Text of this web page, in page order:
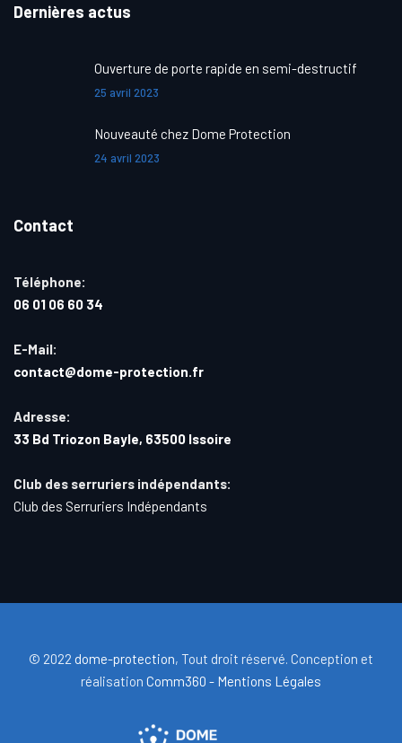
Dernières actus
Ouverture de porte rapide en semi-destructif
25 avril 2023
Nouveauté chez Dome Protection
24 avril 2023
Contact
Téléphone:
06 01 06 60 34
E-Mail:
contact@dome-protection.fr
Adresse:
33 Bd Triozon Bayle, 63500 Issoire
Club des serruriers indépendants:
Club des Serruriers Indépendants
© 2022 dome-protection, Tout droit réservé. Conception et
réalisation Comm360 - Mentions Légales